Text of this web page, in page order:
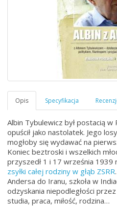
Albin Tybulewicz był postacią w
opuścił jako nastolatek. Jego
mogłoby się wydawać na
Koniec beztroski i wszelkich
przyszedł 1 i 17 września
zsyłki całej rodziny w głąb ZSRR
Andersa do Iranu, szkoła w
odzyskania niepodległości
studia, praca, miłość, rodzina…